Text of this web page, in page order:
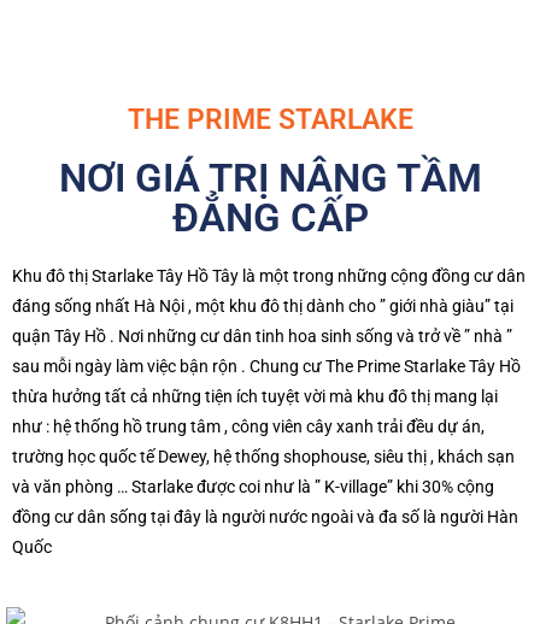
THE PRIME STARLAKE
NƠI GIÁ TRỊ NÂNG TẦM
ĐẲNG CẤP
Khu đô thị Starlake Tây Hồ Tây là một trong những cộng đồng cư dân
đáng sống nhất Hà Nội , một khu đô thị dành cho ” giới nhà giàu” tại
quận Tây Hồ . Nơi những cư dân tinh hoa sinh sống và trở về ” nhà ”
sau mỗi ngày làm việc bận rộn . Chung cư The Prime Starlake Tây Hồ
thừa hưởng tất cả những tiện ích tuyệt vời mà khu đô thị mang lại
như : hệ thống hồ trung tâm , công viên cây xanh trải đều dự án,
trường học quốc tế Dewey, hệ thống shophouse, siêu thị , khách sạn
và văn phòng … Starlake được coi như là ” K-village” khi 30% cộng
đồng cư dân sống tại đây là người nước ngoài và đa số là người Hàn
Quốc